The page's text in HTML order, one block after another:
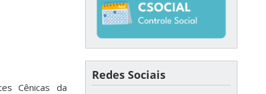
Cênicas da
Redes Sociais